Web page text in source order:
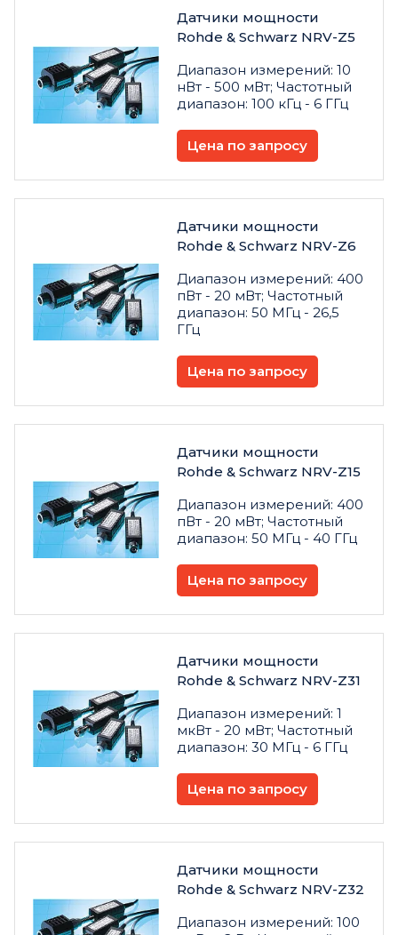
Датчики мощности
Rohde & Schwarz NRV-Z5
Диапазон измерений: 10
нВт - 500 мВт; Частотный
диапазон: 100 кГц - 6 ГГц
Цена по запросу
Датчики мощности
Rohde & Schwarz NRV-Z6
Диапазон измерений: 400
пВт - 20 мВт; Частотный
диапазон: 50 МГц - 26,5
ГГц
Цена по запросу
Датчики мощности
Rohde & Schwarz NRV-Z15
Диапазон измерений: 400
пВт - 20 мВт; Частотный
диапазон: 50 МГц - 40 ГГц
Цена по запросу
Датчики мощности
Rohde & Schwarz NRV-Z31
Диапазон измерений: 1
мкВт - 20 мВт; Частотный
диапазон: 30 МГц - 6 ГГц
Цена по запросу
Датчики мощности
Rohde & Schwarz NRV-Z32
Диапазон измерений: 100